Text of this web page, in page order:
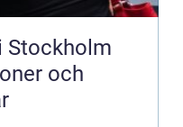
Stockholm
och